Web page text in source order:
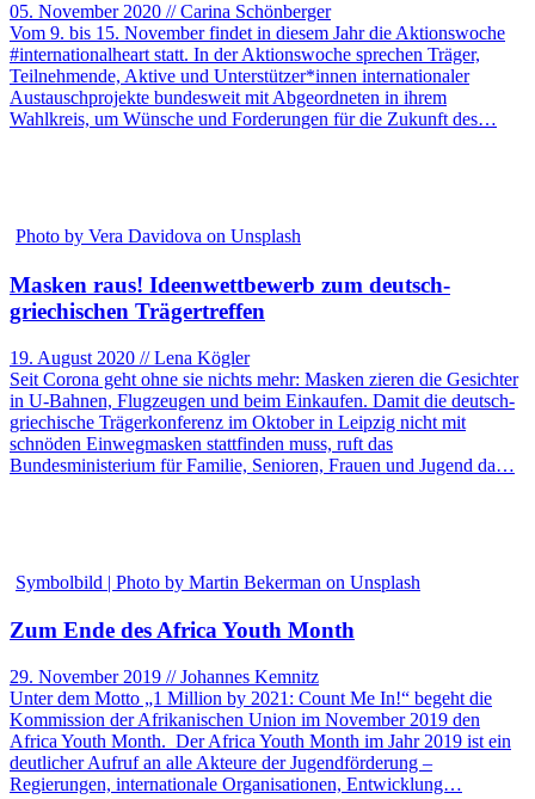
05. November 2020 // Carina Schönberger
Vom 9. bis 15. November findet in diesem Jahr die Aktionswoche
#internationalheart statt. In der Aktionswoche sprechen Träger,
Teilnehmende, Aktive und Unterstützer*innen internationaler
Austauschprojekte bundesweit mit Abgeordneten in ihrem
Wahlkreis, um Wünsche und Forderungen für die Zukunft des…
Photo by Vera Davidova on Unsplash
Masken raus! Ideenwettbewerb zum deutsch-
griechischen Trägertreffen
19. August 2020 // Lena Kögler
Seit Corona geht ohne sie nichts mehr: Masken zieren die Gesichter
in U-Bahnen, Flugzeugen und beim Einkaufen. Damit die deutsch-
griechische Trägerkonferenz im Oktober in Leipzig nicht mit
schnöden Einwegmasken stattfinden muss, ruft das
Bundesministerium für Familie, Senioren, Frauen und Jugend da…
Symbolbild | Photo by Martin Bekerman on Unsplash
Zum Ende des Africa Youth Month
29. November 2019 // Johannes Kemnitz
Unter dem Motto „1 Million by 2021: Count Me In!“ begeht die
Kommission der Afrikanischen Union im November 2019 den
Africa Youth Month. Der Africa Youth Month im Jahr 2019 ist ein
deutlicher Aufruf an alle Akteure der Jugendförderung –
Regierungen, internationale Organisationen, Entwicklung…